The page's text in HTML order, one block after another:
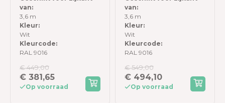
meter zijkant - Wit
van:
3,6 m
Kleur:
Wit
Kleurcode:
RAL 9016
€ 381,65
€ 449,00
Op voorraad
Voor 3,6 meter
zijkant - Wit
van:
3,6 m
Kleur:
Wit
Kleurcode:
RAL 9016
€ 494,10
€ 549,00
Op voorraad